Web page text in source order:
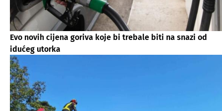
Evo novih cijena goriva koje bi trebale biti na snazi od
idućeg utorka